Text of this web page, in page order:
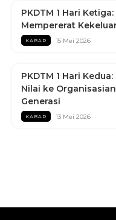
PKDTM 1 Hari
Mempererat
KABAR 15 Mei 2026
PKDTM 1 Hari
Nilai ke
Generasi
KABAR 13 Mei 2026